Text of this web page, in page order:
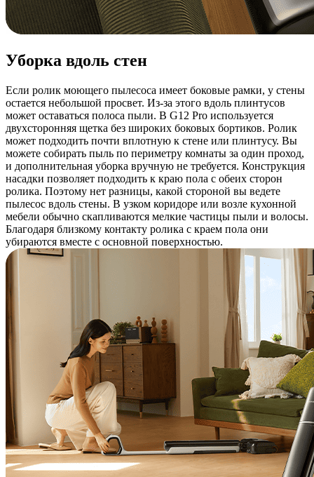
Уборка вдоль стен
Если ролик моющего пылесоса имеет боковые рамки, у стены
остается небольшой просвет. Из-за этого вдоль плинтусов
может оставаться полоса пыли. В G12 Pro используется
двухсторонняя щетка без широких боковых бортиков. Ролик
может подходить почти вплотную к стене или плинтусу. Вы
можете собирать пыль по периметру комнаты за один проход,
и дополнительная уборка вручную не требуется. Конструкция
насадки позволяет подходить к краю пола с обеих сторон
ролика. Поэтому нет разницы, какой стороной вы ведете
пылесос вдоль стены. В узком коридоре или возле кухонной
мебели обычно скапливаются мелкие частицы пыли и волосы.
Благодаря близкому контакту ролика с краем пола они
убираются вместе с основной поверхностью.